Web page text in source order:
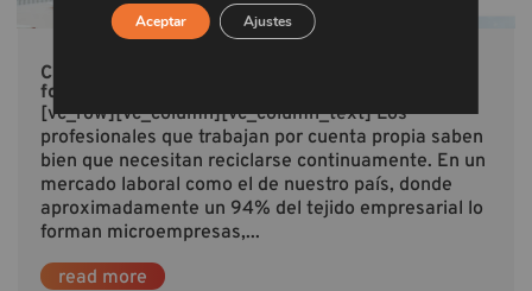
Cursos para autónomos gratuitos 2019: la mejor
formación antes de acabar el año
[vc_row][vc_column][vc_column_text] Los
profesionales que trabajan por cuenta propia saben
bien que necesitan reciclarse continuamente. En un
mercado laboral como el de nuestro país, donde
aproximadamente un 94% del tejido empresarial lo
forman microempresas,...
read more
Aceptar Ajustes